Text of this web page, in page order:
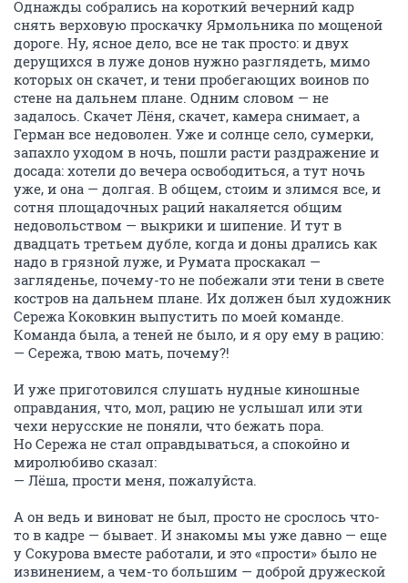
Однажды собрались на короткий вечерний кадр
снять верховую проскачку Ярмольника по мощеной
дороге. Ну, ясное дело, все не так просто: и двух
дерущихся в луже донов нужно разглядеть, мимо
которых он скачет, и тени пробегающих воинов по
стене на дальнем плане. Одним словом — не
задалось. Скачет Лёня, скачет, камера снимает, а
Герман все недоволен. Уже и солнце село, сумерки,
запахло уходом в ночь, пошли расти раздражение и
досада: хотели до вечера освободиться, а тут ночь
уже, и она — долгая. В общем, стоим и злимся все, и
сотня площадочных раций накаляется общим
недовольством — выкрики и шипение. И тут в
двадцать третьем дубле, когда и доны дрались как
надо в грязной луже, и Румата проскакал —
загляденье, почему-то не побежали эти тени в свете
костров на дальнем плане. Их должен был художник
Сережа Коковкин выпустить по моей команде.
Команда была, а теней не было, и я ору ему в рацию:
— Сережа, твою мать, почему?!
И уже приготовился слушать нудные киношные
оправдания, что, мол, рацию не услышал или эти
чехи нерусские не поняли, что бежать пора.
Но Сережа не стал оправдываться, а спокойно и
миролюбиво сказал:
— Лёша, прости меня, пожалуйста.
А он ведь и виноват не был, просто не срослось что-
то в кадре — бывает. И знакомы мы уже давно — еще
у Сокурова вместе работали, и это «прости» было не
извинением, а чем-то большим — доброй дружеской